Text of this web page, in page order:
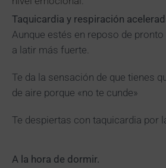
Taquicardia y respiración
Aunque estés en reposo de
a latir más fuerte.
Te da la sensación de que tienes
de aire porque «no te cunde»
Te despiertas con taquicardia por
A la hora de dormir.